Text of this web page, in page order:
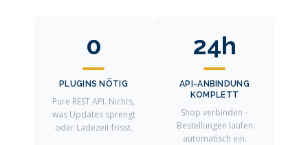
0
PLUGINS NÖTIG
Pure REST API. Nichts,
was Updates sprengt
oder Ladezeit frisst.
24h
API-ANBINDUNG
KOMPLETT
Shop verbinden –
Bestellungen laufen
automatisch ein.